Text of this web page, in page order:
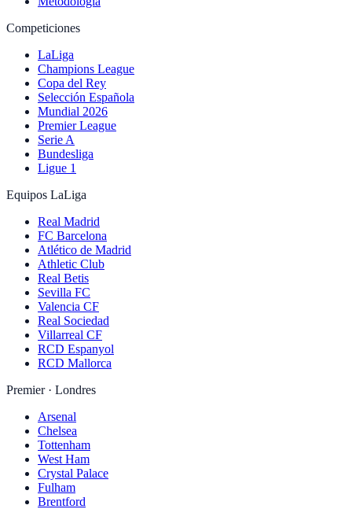
Competiciones
LaLiga
Champions League
Copa del Rey
Selección Española
Mundial 2026
Premier League
Serie A
Bundesliga
Ligue 1
Equipos LaLiga
Real Madrid
FC Barcelona
Atlético de Madrid
Athletic Club
Real Betis
Sevilla FC
Valencia CF
Real Sociedad
Villarreal CF
RCD Espanyol
RCD Mallorca
Premier · Londres
Arsenal
Chelsea
Tottenham
West Ham
Crystal Palace
Fulham
Brentford